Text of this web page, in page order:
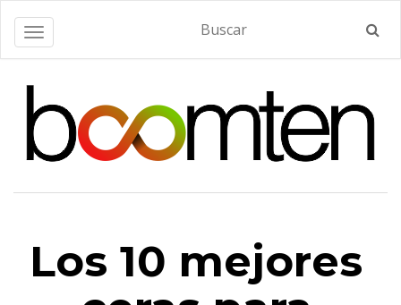
Alternar navegación
Los 10 mejores